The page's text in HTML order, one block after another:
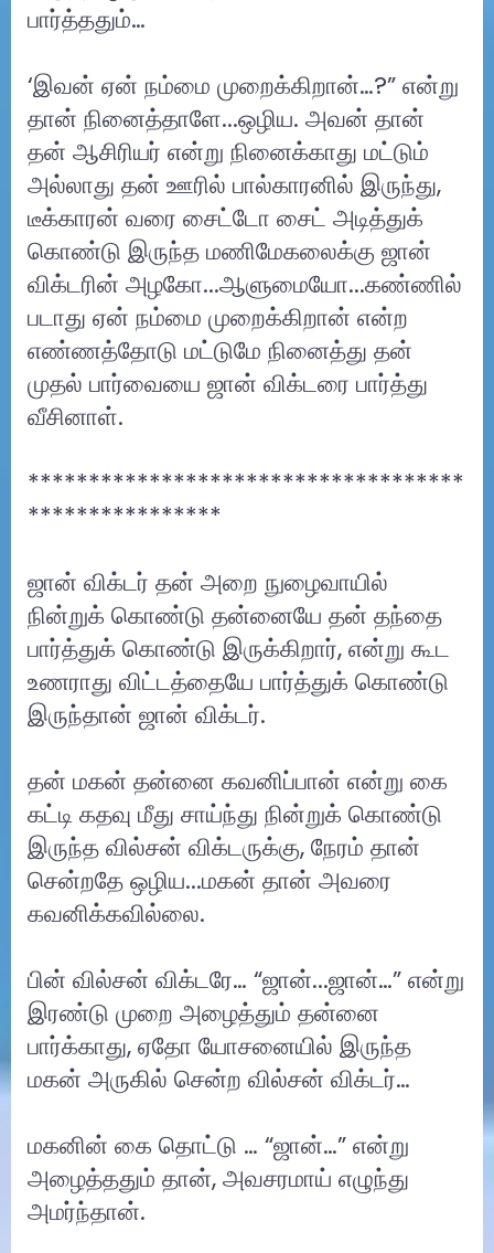
பார்த்ததும்…
‘இவன் ஏன் நம்மை முறைக்கிறான்…?” என்று
தான் நினைத்தாளே...ஒழிய. அவன் தான்
தன் ஆசிரியர் என்று நினைக்காது மட்டும்
அல்லாது தன் ஊரில் பால்காரனில் இருந்து,
டீக்காரன் வரை சைட்டோ சைட் அடித்துக்
கொண்டு இருந்த மணிமேகலைக்கு ஜான்
விக்டரின் அழகோ...ஆளுமையோ...கண்ணில்
படாது ஏன் நம்மை முறைக்கிறான் என்ற
எண்ணத்தோடு மட்டுமே நினைத்து தன்
முதல் பார்வையை ஜான் விக்டரை பார்த்து
வீசினாள்.
************************************
****************
ஜான் விக்டர் தன் அறை நுழைவாயில்
நின்றுக் கொண்டு தன்னையே தன் தந்தை
பார்த்துக் கொண்டு இருக்கிறார், என்று கூட
உணராது விட்டத்தையே பார்த்துக் கொண்டு
இருந்தான் ஜான் விக்டர்.
தன் மகன் தன்னை கவனிப்பான் என்று கை
கட்டி கதவு மீது சாய்ந்து நின்றுக் கொண்டு
இருந்த வில்சன் விக்டருக்கு, நேரம் தான்
சென்றதே ஒழிய...மகன் தான் அவரை
கவனிக்கவில்லை.
பின் வில்சன் விக்டரே… “ஜான்...ஜான்…” என்று
இரண்டு முறை அழைத்தும் தன்னை
பார்க்காது, ஏதோ யோசனையில் இருந்த
மகன் அருகில் சென்ற வில்சன் விக்டர்…
மகனின் கை தொட்டு … “ஜான்…” என்று
அழைத்ததும் தான், அவசரமாய் எழுந்து
அமர்ந்தான்.